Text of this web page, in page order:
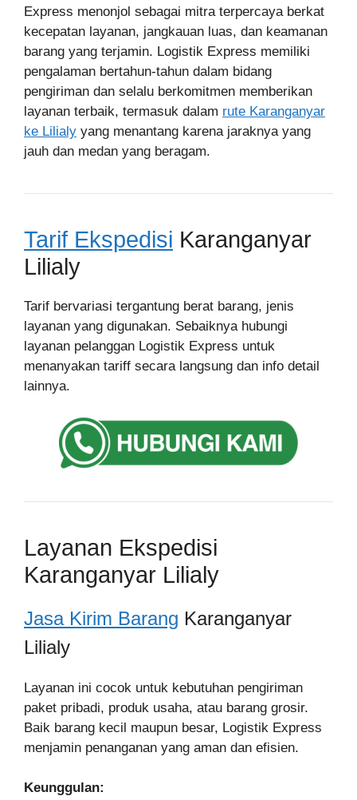
Express menonjol sebagai mitra terpercaya berkat
kecepatan layanan, jangkauan luas, dan keamanan
barang yang terjamin. Logistik Express memiliki
pengalaman bertahun-tahun dalam bidang
pengiriman dan selalu berkomitmen memberikan
layanan terbaik, termasuk dalam rute Karanganyar
ke Lilialy yang menantang karena jaraknya yang
jauh dan medan yang beragam.
Tarif Ekspedisi Karanganyar
Lilialy
Tarif bervariasi tergantung berat barang, jenis
layanan yang digunakan. Sebaiknya hubungi
layanan pelanggan Logistik Express untuk
menanyakan tariff secara langsung dan info detail
lainnya.
Layanan Ekspedisi
Karanganyar Lilialy
Jasa Kirim Barang Karanganyar
Lilialy
Layanan ini cocok untuk kebutuhan pengiriman
paket pribadi, produk usaha, atau barang grosir.
Baik barang kecil maupun besar, Logistik Express
menjamin penanganan yang aman dan efisien.
Keunggulan: